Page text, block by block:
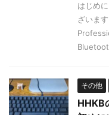
はじめ
ざいま
その他
HHKB